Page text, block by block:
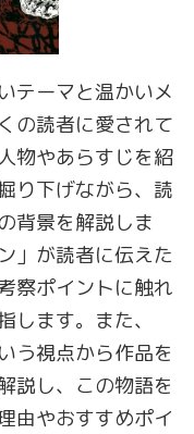
テーマと温かいメ
の読者に愛されて
物やあらすじを紹
り下げながら、読
背景を解説しま
」が読者に伝えた
察ポイントに触れ
します。また、
う視点から作品を
説し、この物語を
由やおすすめポイ